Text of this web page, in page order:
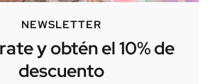
NEWSLETTER
y obtén el 10% de
descuento